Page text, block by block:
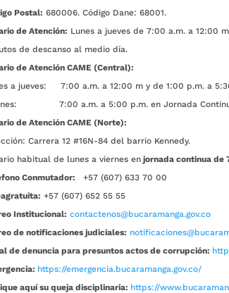
Postal: 680006. Código Dane: 68001.
de Atención: Lunes a jueves de 7:00 a.m. a 12:00
de descanso al medio día.
de Atención CAME (Central):
a jueves: 7:00 a.m. a 12:00 m y de 1:00 p.m. a
7:00 a.m. a 5:00 p.m. en Jornada Continua
de Atención CAME (Norte):
Carrera 12 #16N-84 del barrio Kennedy.
habitual de lunes a viernes en jornada continua de
Conmutador:
+57 (607) 633 70 00
+57 (607) 652 55 55
Institucional: contactenos@bucaramanga.gov.co
de notificaciones judiciales:
de denuncia para presuntos actos de corrupción:
https://emergencia.bucaramanga.gov.co/
aquí su queja disciplinaria: https://